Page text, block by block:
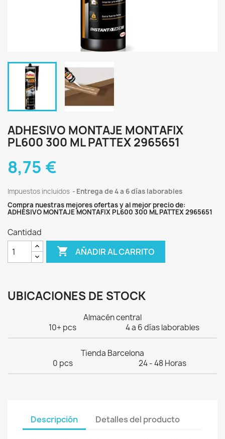
ADHESIVO MONTAJE MONTAFIX
PL600 300 ML PATTEX 2965651
8,75 €
Impuestos incluidos
Entrega de 4 a 6 días laborables
Compra nuestras mejores ofertas y al mejor precio de:
ADHESIVO MONTAJE MONTAFIX PL600 300 ML PATTEX 2965651
Cantidad
 AÑADIR AL CARRITO
UBICACIONES DE STOCK
Almacén central
10+ pcs
4 a 6 días laborables
Tienda Barcelona
0 pcs
24 - 48 Horas
Descripción Detalles del producto